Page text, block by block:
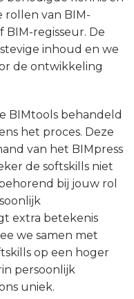
rollen van BIM-
regisseur. De
inhoud en we
de ontwikkeling
BIMtools behandeld
het proces. Deze
van het BIMpress
de softskills niet
bij jouw rol
extra betekenis
we samen met
op een hoger
persoonlijk
uniek.